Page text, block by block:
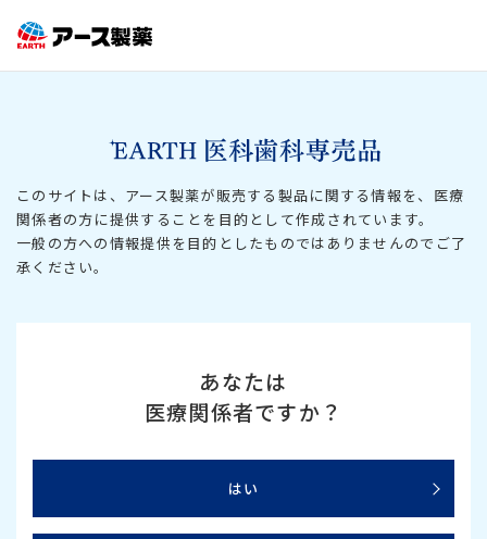
このサイトは、アース製薬が販売する製品に関する情報を、医療
関係者の方に提供することを 目的として作成されています。
一般の方への情報提供を目的としたものではありませんのでご了
承ください。
あなたは
医療関係者ですか？
はい